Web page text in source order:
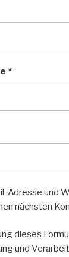
*
Adresse und
nächsten
dieses
und